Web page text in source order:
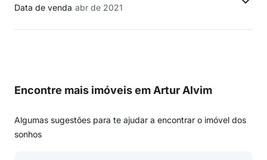
Data de venda abr de 2021
Encontre mais imóveis em Artur Alvim
Algumas sugestões para te ajudar a encontrar o imóvel dos
sonhos